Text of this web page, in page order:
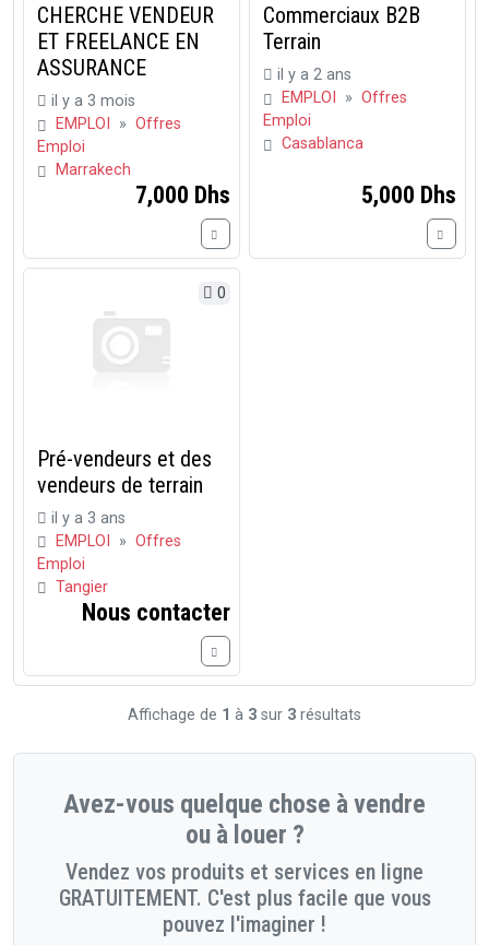
CHERCHE VENDEUR
ET FREELANCE EN
ASSURANCE
il y a 3 mois
EMPLOI
» Offres
Emploi
Marrakech
7,000 Dhs
Commerciaux B2B
Terrain
il y a 2 ans
EMPLOI
» Offres
Emploi
Casablanca
5,000 Dhs
0
Pré-vendeurs et des
vendeurs de terrain
il y a 3 ans
EMPLOI
» Offres
Emploi
Tangier
Nous contacter
Affichage de 1 à 3 sur 3 résultats
Avez-vous quelque chose à vendre
ou à louer ?
Vendez vos produits et services en ligne
GRATUITEMENT. C'est plus facile que vous
pouvez l'imaginer !